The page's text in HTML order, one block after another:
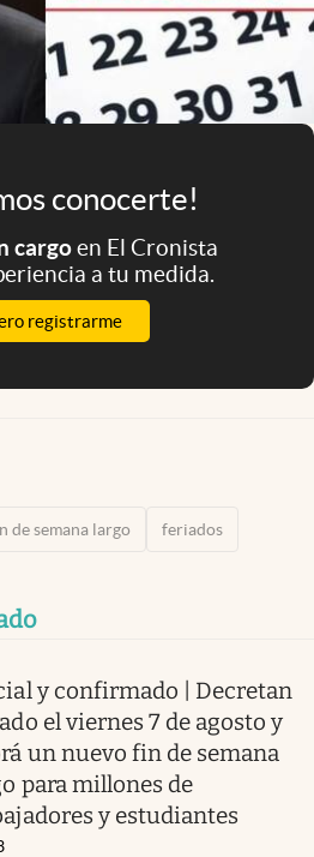
conocerte!
cargoen El Cronista
a tu medida.
registrarme
de semana largo feriados
y confirmado | Decretan
el viernes 7 de agosto y
un nuevo fin de semana
para millones de
y estudiantes